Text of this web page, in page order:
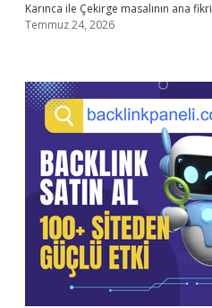
Karınca ile Çekirge masalının ana
Temmuz 24, 2026